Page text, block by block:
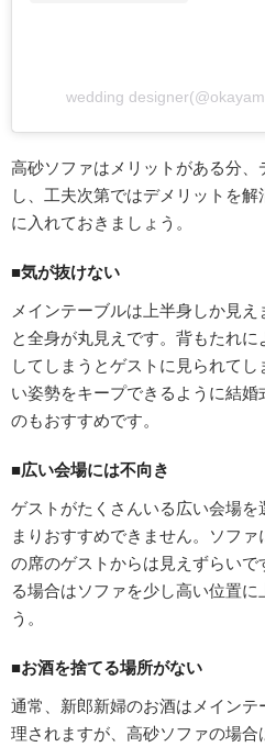
wedding
高砂ソファはメリットがある分
し、工夫次第ではデメリットを
に入れておきましょう。
■気が抜けない
メインテーブルは上半身しか見
と全身が丸見えです。背もたれ
してしまうとゲストに見られて
い姿勢をキープできるように結婚
のもおすすめです。
■広い会場には不向き
ゲストがたくさんいる広い会場
まりおすすめできません。ソフ
の席のゲストからは見えずらい
る場合はソファを少し高い位置
う。
■お酒を捨てる場所がない
通常、新郎新婦のお酒はメイン
理されますが、高砂ソファの場